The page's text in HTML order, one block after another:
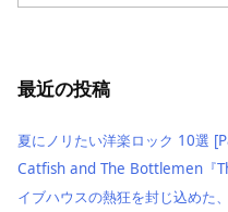
ー
最近の投稿
夏にノリたい洋楽ロック 10選
Catfish and The Bottlemen『
イブハウスの熱狂を封じ込めた